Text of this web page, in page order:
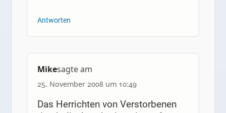
Antworten
Mikesagte am
25. November 2008 um 10:49
Das Herrichten von Verstorbenen